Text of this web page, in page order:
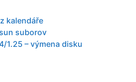
kalendáře
suborov
1.25 – výmena disku